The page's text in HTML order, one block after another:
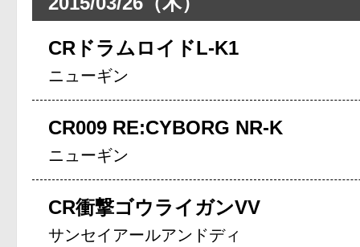
CRドラムロイドL-K1
ニューギン
CR009 RE:CYBORG NR-K
ニューギン
CR衝撃ゴウライガンVV
サンセイアールアンドディ